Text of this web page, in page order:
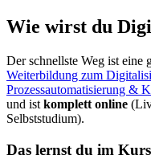
Wie wirst du
Der schnellste Weg ist eine
Weiterbildung zum
Prozessautomatisierung &
und ist komplett online
Selbststudium).
Das lernst du im